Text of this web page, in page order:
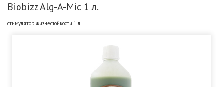
Biobizz Alg-A-Mic 1 л.
стимулятор жизнестойкости 1 л